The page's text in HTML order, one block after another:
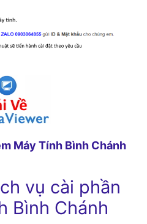
Máy Tính Bình Chánh
vụ cài phần
Bình Chánh